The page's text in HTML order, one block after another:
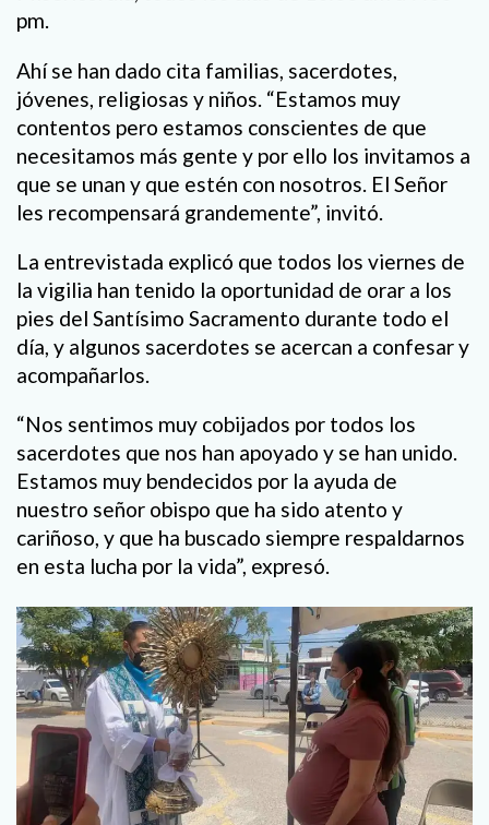
pm.
Ahí se han dado cita familias, sacerdotes,
jóvenes, religiosas y niños. “Estamos muy
contentos pero estamos conscientes de que
necesitamos más gente y por ello los invitamos a
que se unan y que estén con nosotros. El Señor
les recompensará grandemente”, invitó.
La entrevistada explicó que todos los viernes de
la vigilia han tenido la oportunidad de orar a los
pies del Santísimo Sacramento durante todo el
día, y algunos sacerdotes se acercan a confesar y
acompañarlos.
“Nos sentimos muy cobijados por todos los
sacerdotes que nos han apoyado y se han unido.
Estamos muy bendecidos por la ayuda de
nuestro señor obispo que ha sido atento y
cariñoso, y que ha buscado siempre respaldarnos
en esta lucha por la vida”, expresó.